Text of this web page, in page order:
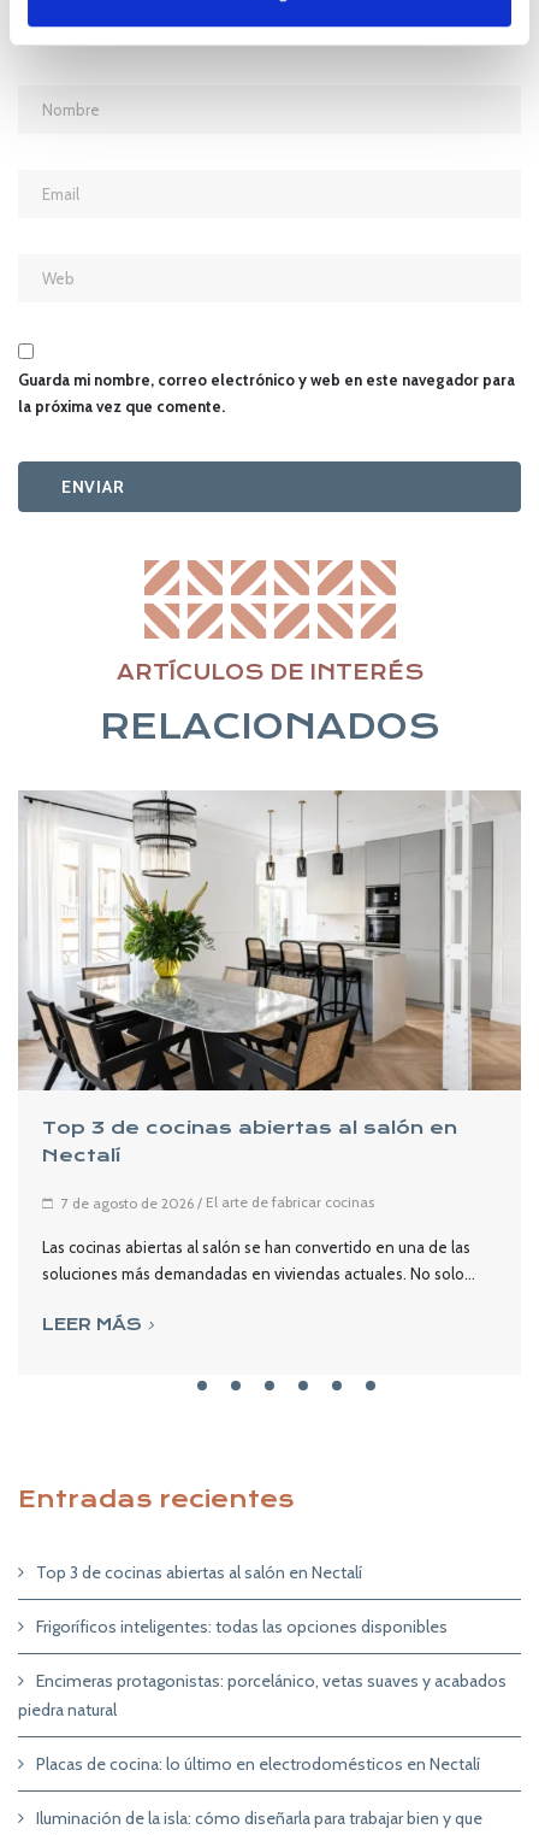
Guarda mi nombre, correo electrónico y web en este navegador para
la próxima vez que comente.
ARTÍCULOS DE INTERÉS
RELACIONADOS
Top 3 de cocinas abiertas al salón en
Nectalí
7 de agosto de 2026 / El arte de fabricar cocinas
Las cocinas abiertas al salón se han convertido en una de las
soluciones más demandadas en viviendas actuales. No solo...
LEER MÁS
Entradas recientes
Top 3 de cocinas abiertas al salón en Nectalí
Frigoríficos inteligentes: todas las opciones disponibles
Encimeras protagonistas: porcelánico, vetas suaves y acabados
piedra natural
Placas de cocina: lo último en electrodomésticos en Nectalí
Iluminación de la isla: cómo diseñarla para trabajar bien y que